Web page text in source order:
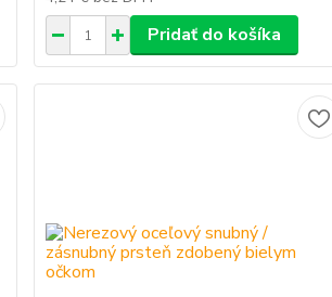
Pridať do košíka